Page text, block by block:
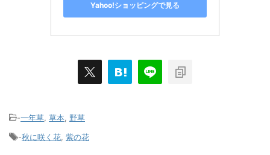
Yahoo!ショッピングで見る
-一年草 草本 野草
-秋に咲く花 紫の花